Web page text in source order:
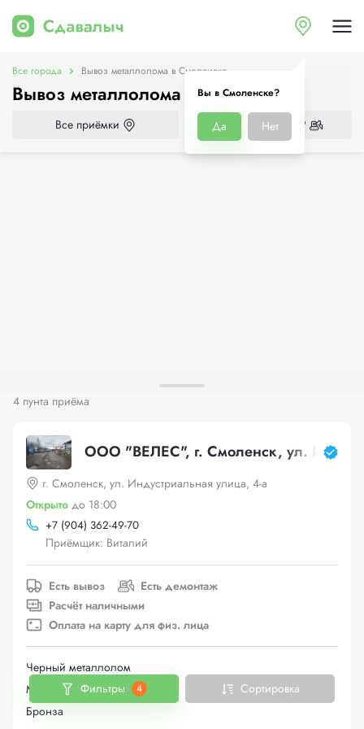
Вы в Смоленске?
Да Нет
Все города Вывоз металлолома в Смоленске
Вывоз металлолома в Смоленске
Все приёмки Нужен демонтаж?
4 пунта приёма
ООО "ВЕЛЕС", г. Смоленск, ул.
г. Смоленск, ул. Индустриальная улица, 4-а
Открыто до 18:00
+7 (904) 362-49-70
Приёмщик: Виталий
Есть вывоз
Есть демонтаж
Расчёт наличными
Оплата на карту для физ. лица
Черный металлолом
Медь
Бронза
Фильтры 4 Сортировка